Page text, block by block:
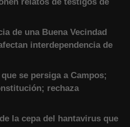
de una Buena Vecindad
interdependencia de
se persiga a Campos;
rechaza
la cepa del hantavirus que